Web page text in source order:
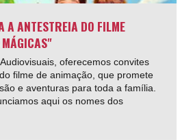
A ANTESTREIA DO FILME
oferecemos convites
filme de animação, que promete
e aventuras para toda a família.
aqui os nomes dos